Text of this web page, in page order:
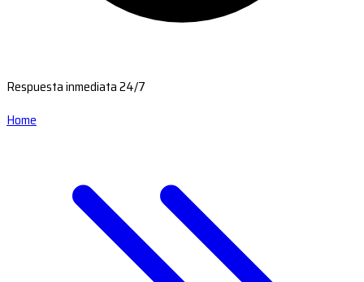
Respuesta inmediata 24/7
Home